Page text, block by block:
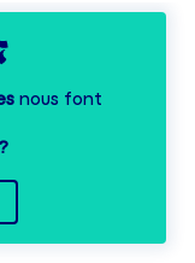
nous font